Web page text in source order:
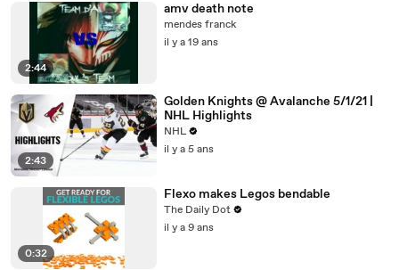
2:44
amv death note
mendes franck
il y a 19 ans
2:43
Golden Knights @ Avalanche 5/1/21 |
NHL Highlights
NHL
il y a 5 ans
0:32
Flexo makes Legos bendable
The Daily Dot
il y a 9 ans